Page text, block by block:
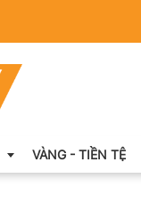
VÀNG - TIỀN TỆ